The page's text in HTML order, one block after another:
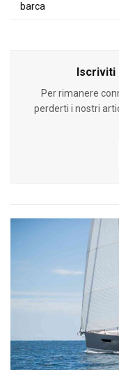
barca
Per rimanere
perderti i nostri